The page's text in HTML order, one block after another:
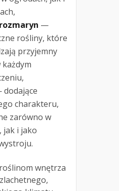
rozmaryn —
rośliny, które
przyjemny
każdym
charakteru,
zarówno w
jak i jako
​​wnętrza